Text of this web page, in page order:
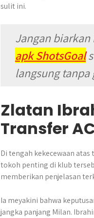
sulit ini.
Jangan
apk ShotsGoal
langsung tanpa
Zlatan
Transfer
Di tengah kekecewaan
tokoh penting di klub
memberikan penjelasan
Ia meyakini bahwa
jangka panjang Milan.